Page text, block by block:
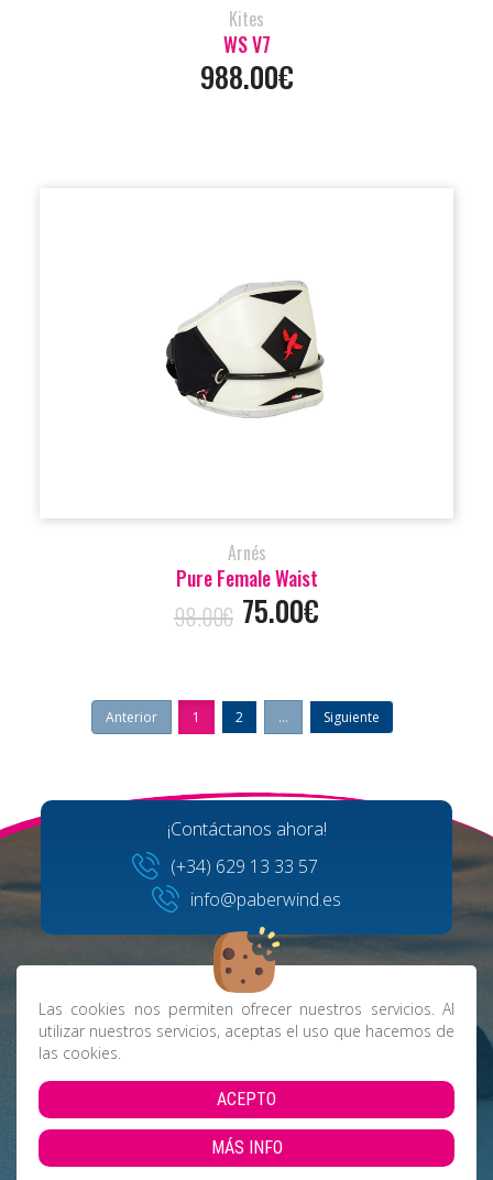
Las cookies nos permiten ofrecer nuestros servicios. Al
utilizar nuestros servicios, aceptas el uso que hacemos de
las cookies.
ACEPTO
MÁS INFO
Kites
WS V7
988.00€
Arnés
Pure Female Waist
98.00€ 75.00€
Anterior 1 2 ... Siguiente
¡Contáctanos ahora!
(+34) 629 13 33 57
info@paberwind.es
Facebook
Aviso Legal|Política de Privacidad|Cookies|Condiciones de